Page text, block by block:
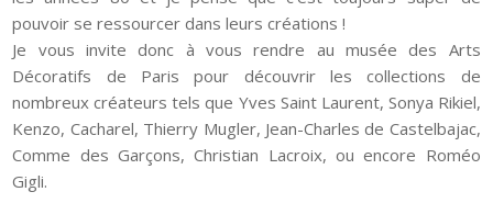
pouvoir se ressourcer dans leurs créations !
Je vous invite donc à vous rendre au musée des Arts
Décoratifs de Paris pour découvrir les collections de
nombreux créateurs tels que Yves Saint Laurent, Sonya Rikiel,
Kenzo, Cacharel, Thierry Mugler, Jean-Charles de Castelbajac,
Comme des Garçons, Christian Lacroix, ou encore Roméo
Gigli.